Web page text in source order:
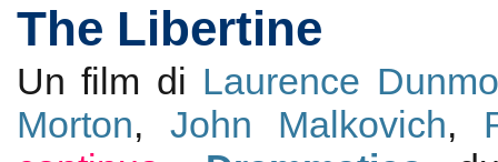
The Libertine
Un film di Laurence
Morton, John Malkovich,